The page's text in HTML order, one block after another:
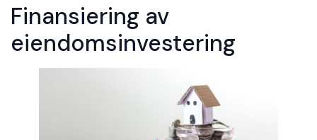
Finansiering av
eiendomsinvestering